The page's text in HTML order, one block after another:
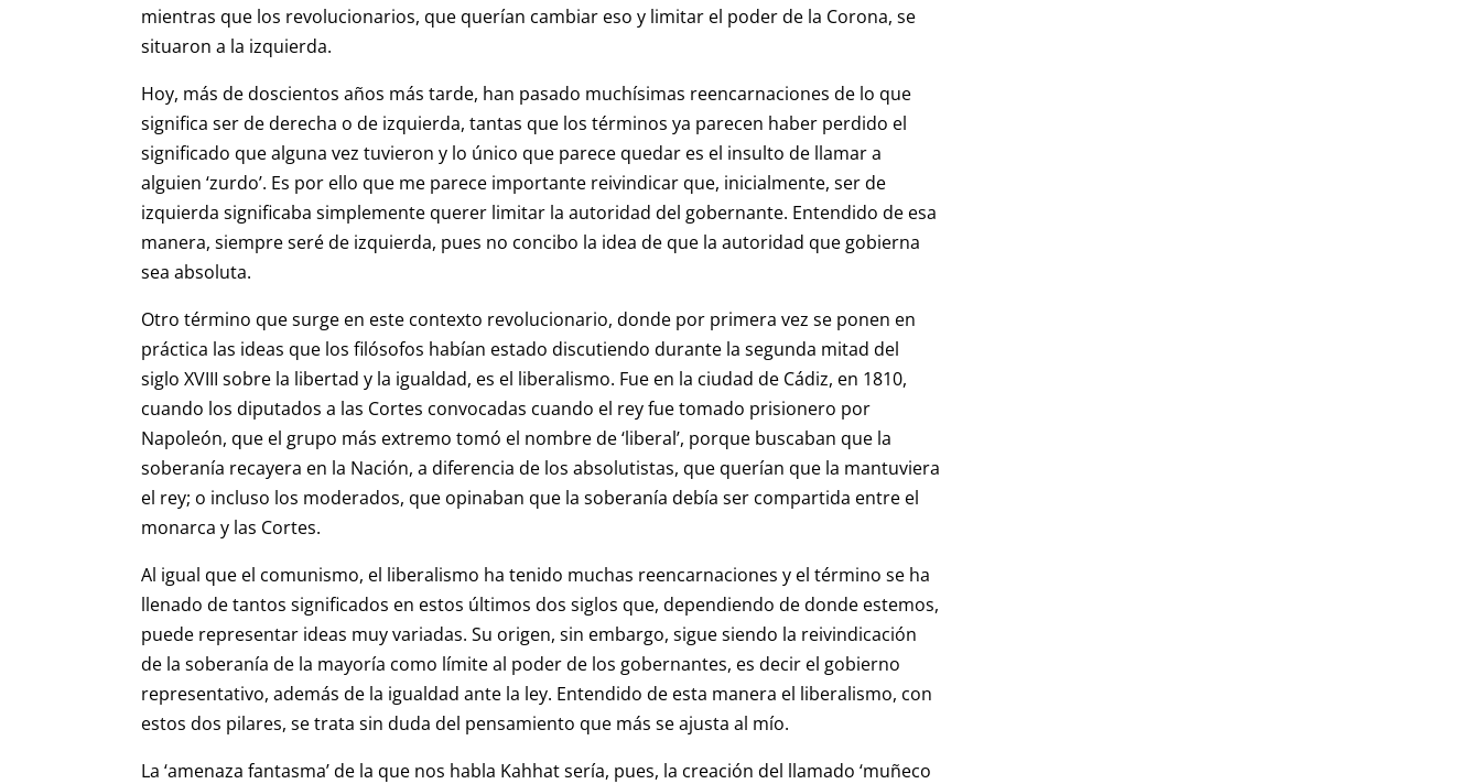
mientras que los revolucionarios, que querían cambiar eso y limitar el poder de la Corona, se
situaron a la izquierda.
Hoy, más de doscientos años más tarde, han pasado muchísimas reencarnaciones de lo que
significa ser de derecha o de izquierda, tantas que los términos ya parecen haber perdido el
significado que alguna vez tuvieron y lo único que parece quedar es el insulto de llamar a
alguien ‘zurdo’. Es por ello que me parece importante reivindicar que, inicialmente, ser de
izquierda significaba simplemente querer limitar la autoridad del gobernante. Entendido de esa
manera, siempre seré de izquierda, pues no concibo la idea de que la autoridad que gobierna
sea absoluta.
Otro término que surge en este contexto revolucionario, donde por primera vez se ponen en
práctica las ideas que los filósofos habían estado discutiendo durante la segunda mitad del
siglo XVIII sobre la libertad y la igualdad, es el liberalismo. Fue en la ciudad de Cádiz, en 1810,
cuando los diputados a las Cortes convocadas cuando el rey fue tomado prisionero por
Napoleón, que el grupo más extremo tomó el nombre de ‘liberal’, porque buscaban que la
soberanía recayera en la Nación, a diferencia de los absolutistas, que querían que la mantuviera
el rey; o incluso los moderados, que opinaban que la soberanía debía ser compartida entre el
monarca y las Cortes.
Al igual que el comunismo, el liberalismo ha tenido muchas reencarnaciones y el término se ha
llenado de tantos significados en estos últimos dos siglos que, dependiendo de donde estemos,
puede representar ideas muy variadas. Su origen, sin embargo, sigue siendo la reivindicación
de la soberanía de la mayoría como límite al poder de los gobernantes, es decir el gobierno
representativo, además de la igualdad ante la ley. Entendido de esta manera el liberalismo, con
estos dos pilares, se trata sin duda del pensamiento que más se ajusta al mío.
La ‘amenaza fantasma’ de la que nos habla Kahhat sería, pues, la creación del llamado ‘muñeco